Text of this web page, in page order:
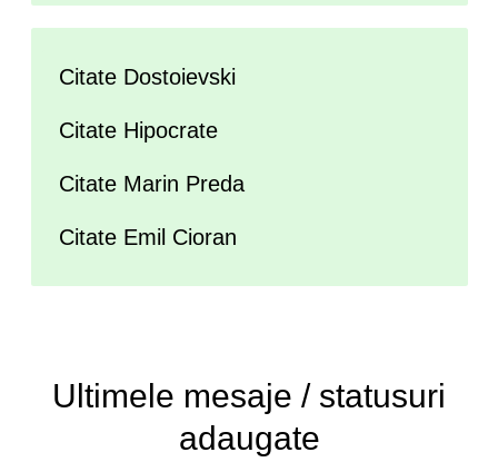
Citate Dostoievski
Citate Hipocrate
Citate Marin Preda
Citate Emil Cioran
Ultimele mesaje / statusuri
adaugate